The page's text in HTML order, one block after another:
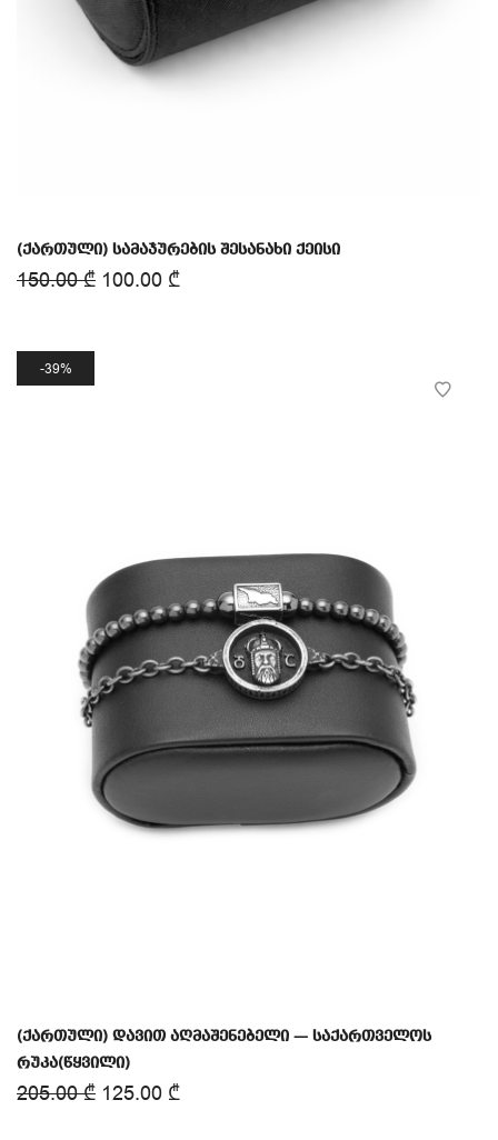
(ქართული) სამაჯურების შესანახი ქეისი
150.00₾ 100.00 ₾
39%
(ქართული) დავით აღმაშენებელი — საქართველოს
რუკა(წყვილი)
205.00₾ 125.00 ₾